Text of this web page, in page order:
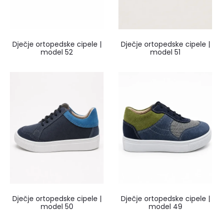
Dječje ortopedske cipele |
model 52
Dječje ortopedske cipele |
model 51
Dječje ortopedske cipele |
model 50
Dječje ortopedske cipele |
model 49